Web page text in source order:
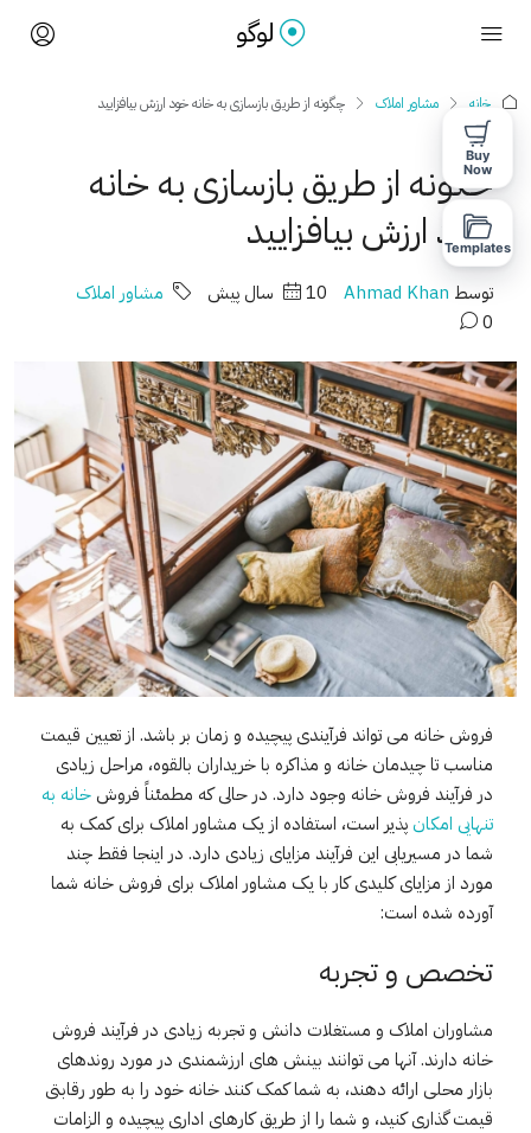
خانه مشاور املاک چگونه از طریق بازسازی به خانه خود ارزش بیافزایید
چگونه از طریق بازسازی به خانه
خود ارزش بیافزایید
توسط Ahmad Khan 10 سال پیش
مشاور املاک
0
فروش خانه می تواند فرآیندی پیچیده و زمان بر باشد. از تعیین قیمت
مناسب تا چیدمان خانه و مذاکره با خریداران بالقوه، مراحل زیادی
در فرآیند فروش خانه وجود دارد. در حالی که مطمئناً فروش خانه به
تنهایی امکان پذیر است، استفاده از یک مشاور املاک برای کمک به
شما در مسیریابی این فرآیند مزایای زیادی دارد. در اینجا فقط چند
مورد از مزایای کلیدی کار با یک مشاور املاک برای فروش خانه شما
آورده شده است:
تخصص و تجربه
مشاوران املاک و مستغلات دانش و تجربه زیادی در فرآیند فروش
خانه دارند. آنها می توانند بینش های ارزشمندی در مورد روندهای
بازار محلی ارائه دهند، به شما کمک کنند خانه خود را به طور رقابتی
قیمت گذاری کنید، و شما را از طریق کارهای اداری پیچیده و الزامات
Buy
Now
Templates